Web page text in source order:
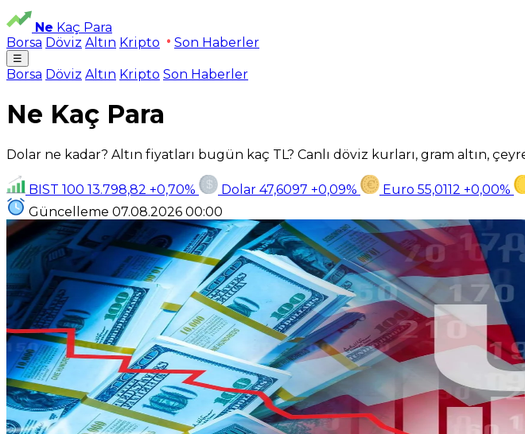
Ne Kaç Para
Borsa Döviz Altın Kripto Son Haberler
☰
Borsa Döviz Altın Kripto Son Haberler
Ne Kaç Para
Dolar ne kadar? Altın fiyatları bugün kaç TL? Canlı döviz kurları, gram altın,
BIST 100 13.798,82 +0,70% Dolar 47,6097 +0,09% Euro 55,0112 +0,00%
Güncelleme 07.08.2026 00:00